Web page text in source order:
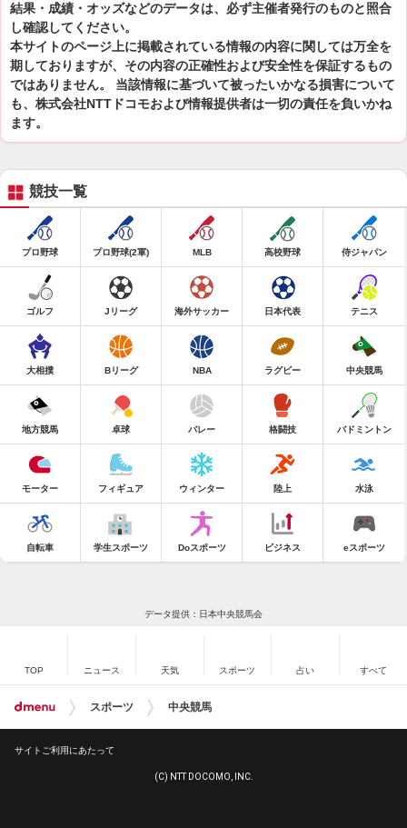
結果・成績・オッズなどのデータは、必ず主催者発行のものと照合
し確認してください。
本サイトのページ上に掲載されている情報の内容に関しては万全を
期しておりますが、その内容の正確性および安全性を保証するもの
ではありません。 当該情報に基づいて被ったいかなる損害について
も、株式会社NTTドコモおよび情報提供者は一切の責任を負いかね
ます。
競技一覧
プロ野球 プロ野球(2軍) MLB 高校野球 侍ジャパン
ゴルフ Jリーグ 海外サッカー 日本代表 テニス
大相撲 Bリーグ NBA ラグビー 中央競馬
地方競馬 卓球 バレー 格闘技 バドミントン
モーター フィギュア ウィンター 陸上 水泳
自転車 学生スポーツ Doスポーツ ビジネス eスポーツ
データ提供：日本中央競馬会
TOP ニュース 天気 スポーツ 占い すべて
スポーツ 中央競馬
サイトご利用にあたって
(C) NTT DOCOMO, INC.